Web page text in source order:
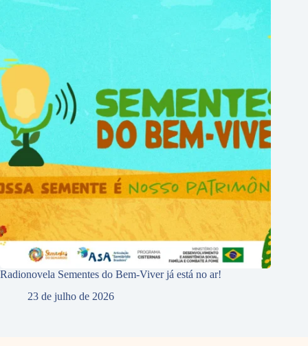
Radionovela Sementes do Bem-Viver já está no ar!
23 de julho de 2026